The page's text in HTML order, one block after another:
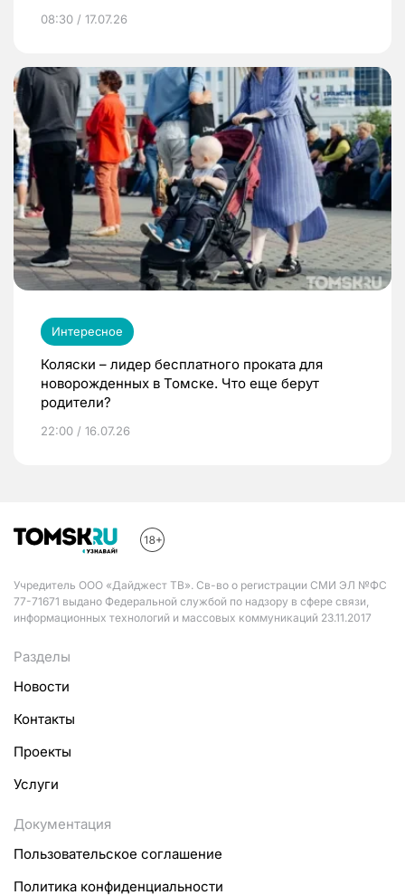
08:30 / 17.07.26
Интересное
Коляски – лидер бесплатного проката для
новорожденных в Томске. Что еще берут
родители?
22:00 / 16.07.26
Учредитель ООО «Дайджест ТВ». Св-во о регистрации СМИ ЭЛ №ФС
77-71671 выдано Федеральной службой по надзору в сфере связи,
информационных технологий и массовых коммуникаций 23.11.2017
Разделы
Новости
Контакты
Проекты
Услуги
Документация
Пользовательское соглашение
Политика конфиденциальности